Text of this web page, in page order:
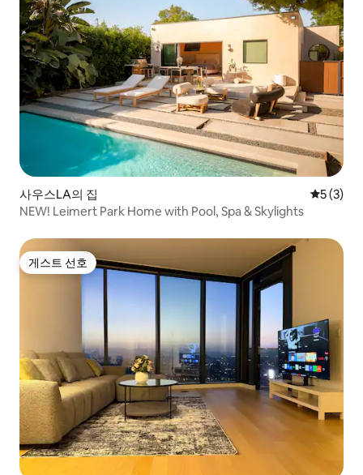
사우스LA의 집 평점 5점
5 (3)
NEW! Leimert Park Home with Pool, Spa & Skylights
게스트 선호
게스트 선호